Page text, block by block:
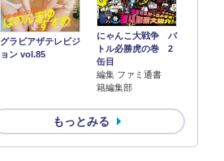
グラビアザテレビジ
ョン vol.85
にゃんこ大戦争 バ
トル必勝虎の巻 2
缶目
編集 ファミ通書
籍編集部
もっとみる